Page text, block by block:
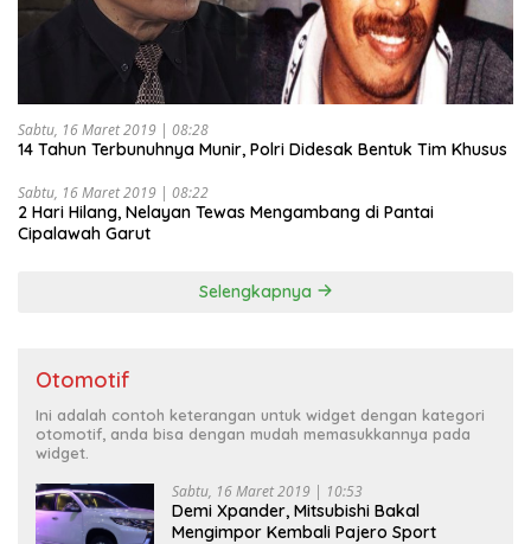
Sabtu, 16 Maret 2019 | 08:28
14 Tahun Terbunuhnya Munir, Polri Didesak Bentuk Tim Khusus
Sabtu, 16 Maret 2019 | 08:22
2 Hari Hilang, Nelayan Tewas Mengambang di Pantai
Cipalawah Garut
Selengkapnya
Otomotif
Ini adalah contoh keterangan untuk widget dengan kategori
otomotif, anda bisa dengan mudah memasukkannya pada
widget.
Sabtu, 16 Maret 2019 | 10:53
Demi Xpander, Mitsubishi Bakal
Mengimpor Kembali Pajero Sport